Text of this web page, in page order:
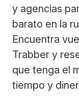
y agencias
barato en la
Encuentra
Trabber y
que tenga el
tiempo y